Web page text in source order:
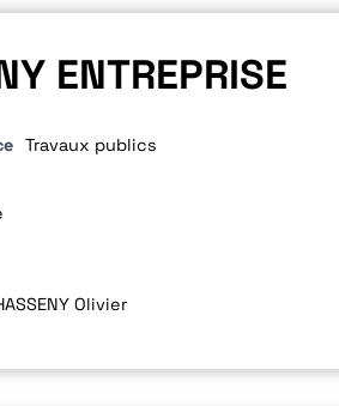
ENTREPRISE
Travaux publics
Olivier